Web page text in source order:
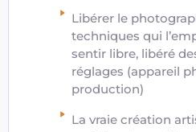
Libérer le
techniques qui
sentir libre, libéré
réglages (appareil
production)
La vraie création